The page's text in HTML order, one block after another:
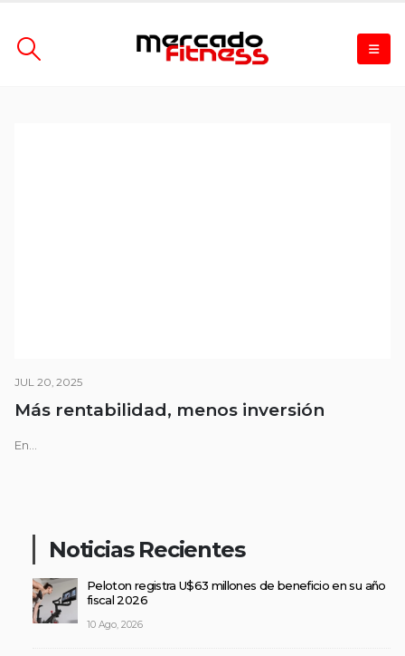
JUL 20, 2025
Más rentabilidad, menos inversión
En...
Noticias Recientes
Peloton registra U$63 millones de beneficio en su año
fiscal 2026
10 Ago, 2026